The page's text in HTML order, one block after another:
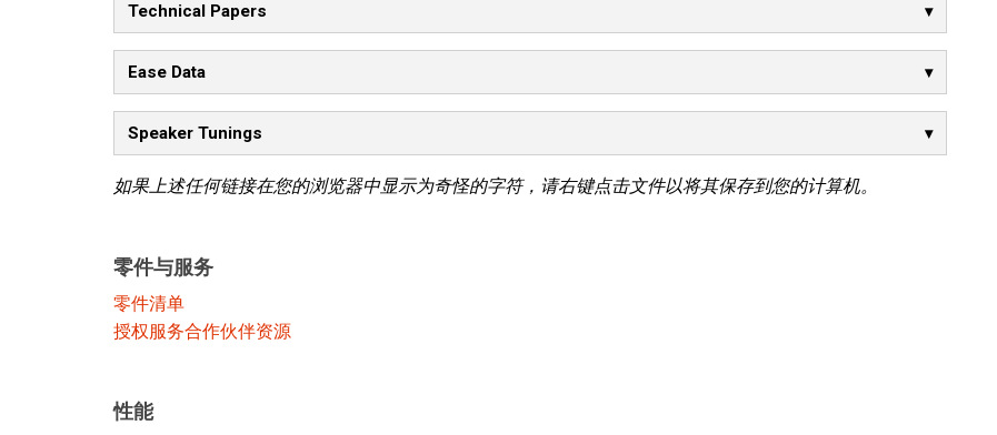
Technical Papers
Ease Data
Speaker Tunings
如果上述任何链接在您的浏览器中显示为奇怪的字符，请右键点击文件以将其保存到您的计算机。
零件与服务
零件清单
授权服务合作伙伴资源
性能